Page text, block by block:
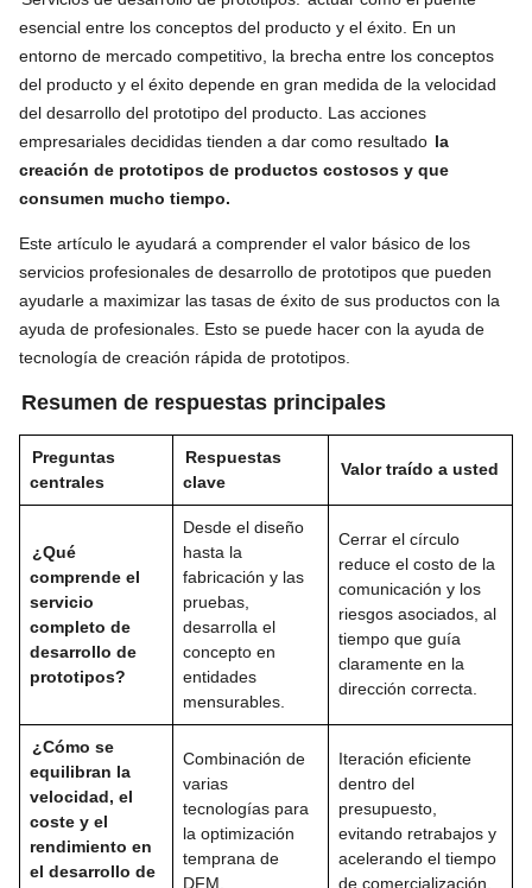
esencial entre los conceptos del producto y el éxito. En un
entorno de mercado competitivo, la brecha entre los conceptos
del producto y el éxito depende en gran medida de la velocidad
del desarrollo del prototipo del producto. Las acciones
empresariales decididas tienden a dar como resultado la
creación de prototipos de productos costosos y que
consumen mucho tiempo.
Este artículo le ayudará a comprender el valor básico de los
servicios profesionales de desarrollo de prototipos que pueden
ayudarle a maximizar las tasas de éxito de sus productos con la
ayuda de profesionales. Esto se puede hacer con la ayuda de
tecnología de creación rápida de prototipos.
Resumen de respuestas principales
Preguntas
centrales
Respuestas
clave
Valor traído a usted
¿Qué
comprende el
servicio
completo de
desarrollo de
prototipos?
Desde el diseño
hasta la
fabricación y las
pruebas,
desarrolla el
concepto en
entidades
mensurables.
Cerrar el círculo
reduce el costo de la
comunicación y los
riesgos asociados, al
tiempo que guía
claramente en la
dirección correcta.
¿Cómo se
equilibran la
velocidad, el
coste y el
rendimiento en
el desarrollo de
Combinación de
varias
tecnologías para
la optimización
temprana de
DFM.
Iteración eficiente
dentro del
presupuesto,
evitando retrabajos y
acelerando el tiempo
de comercialización.